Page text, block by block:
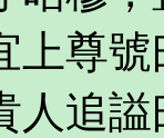
上尊
人追